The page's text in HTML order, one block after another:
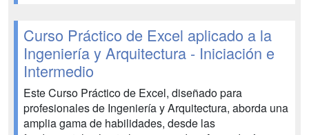
Curso Práctico de Excel aplicado a la
Ingeniería y Arquitectura - Iniciación e
Intermedio
Este Curso Práctico de Excel, diseñado para
profesionales de Ingeniería y Arquitectura, aborda una
amplia gama de habilidades, desde las